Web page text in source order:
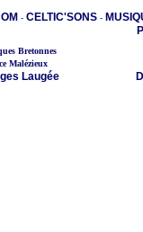
- CELTIC'SONS-
Bretonnes
Malézieux
Laugée